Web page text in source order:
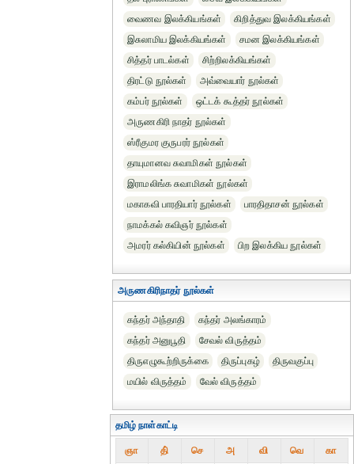
வைணவ இலக்கியங்கள்
கிறித்துவ இலக்கியங்கள்
இசுலாமிய இலக்கியங்கள்
சமன இலக்கியங்கள்
சித்தர் பாடல்கள்
சிற்றிலக்கியங்கள்
திரட்டு நூல்கள்
அவ்வையார் நூல்கள்
கம்பர் நூல்கள்
ஒட்டக் கூத்தர் நூல்கள்
அருணகிரி நாதர் நூல்கள்
ஸ்ரீகுமர குருபரர் நூல்கள்
தாயுமானவ சுவாமிகள் நூல்கள்
இராமலிங்க சுவாமிகள் நூல்கள்
மகாகவி பாரதியார் நூல்கள்
பாரதிதாசன் நூல்கள்
நாமக்கல் கவிஞர் நூல்கள்
அமரர் கல்கியின் நூல்கள்
பிற இலக்கிய நூல்கள்
அருணகிரிநாதர் நூல்கள்
கந்தர் அந்தாதி
கந்தர் அலங்காரம்
கந்தர் அனுபூதி
சேவல் விருத்தம்
திருஎழுகூற்றிருக்கை
திருப்புகழ்
திருவகுப்பு
மயில் விருத்தம்
வேல் விருத்தம்
தமிழ் நாள்காட்டி
ஞா தி் செ அ வி வெ கா